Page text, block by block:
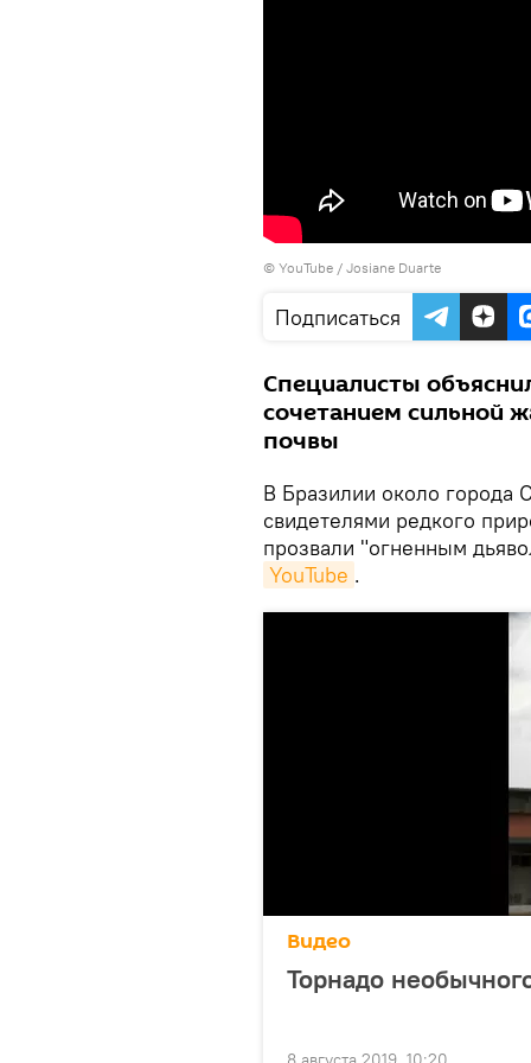
© YouTube / Josiane Duarte
Подписаться
Специалисты
сочетанием сильной
почвы
В Бразилии около города
свидетелями редкого
прозвали "огненным
YouTube .
Видео
Торнадо